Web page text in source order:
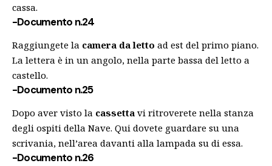
cassa.
-Documento n.24
Raggiungete la camera da letto ad est del primo piano.
La lettera è in un angolo, nella parte bassa del letto a
castello.
-Documento n.25
Dopo aver visto la cassetta vi ritroverete nella stanza
degli ospiti della Nave. Qui dovete guardare su una
scrivania, nell’area davanti alla lampada su di essa.
-Documento n.26